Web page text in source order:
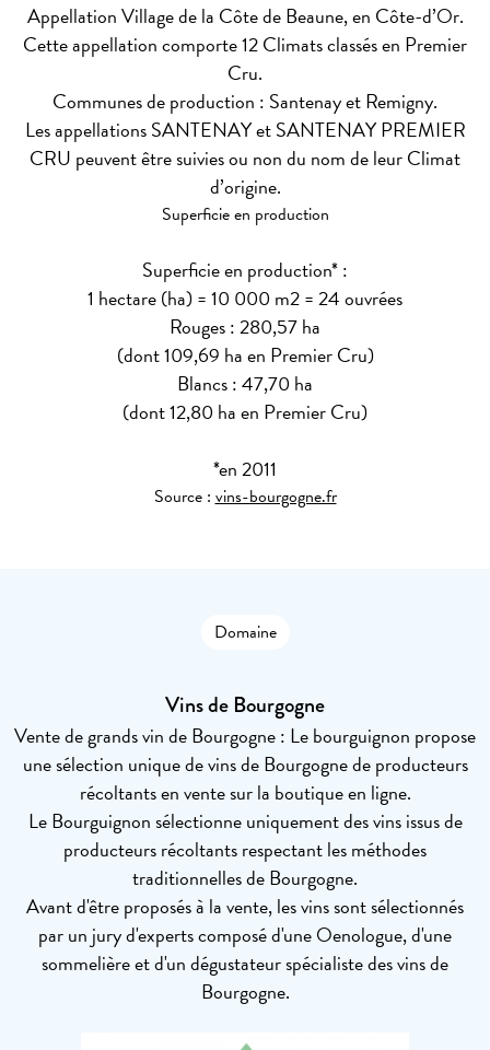
Appellation Village de la Côte de Beaune, en Côte-d’Or.
Cette appellation comporte 12 Climats classés en Premier
Cru.
Communes de production : Santenay et Remigny.
Les appellations SANTENAY et SANTENAY PREMIER
CRU peuvent être suivies ou non du nom de leur Climat
d’origine.
Superficie en production
Superficie en production* :
1 hectare (ha) = 10 000 m2 = 24 ouvrées
Rouges : 280,57 ha
(dont 109,69 ha en Premier Cru)
Blancs : 47,70 ha
(dont 12,80 ha en Premier Cru)
*en 2011
Source :vins-bourgogne.fr
Domaine
Vins de Bourgogne
Vente de grands vin de Bourgogne : Le bourguignon propose
une sélection unique de vins de Bourgogne de producteurs
récoltants en vente sur la boutique en ligne.
Le Bourguignon sélectionne uniquement des vins issus de
producteurs récoltants respectant les méthodes
traditionnelles de Bourgogne.
Avant d'être proposés à la vente, les vins sont sélectionnés
par un jury d'experts composé d'une Oenologue, d'une
sommelière et d'un dégustateur spécialiste des vins de
Bourgogne.